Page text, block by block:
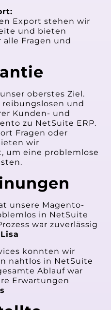
Export stehen wir
und bieten
Fragen und
oberstes Ziel.
und
Kunden- und
zu NetSuite ERP.
Fragen oder
wir
um eine problemlose
unsere Magento-
in NetSuite
war zuverlässig
Lisa
konnten wir
nahtlos in NetSuite
Ablauf war
Erwartungen